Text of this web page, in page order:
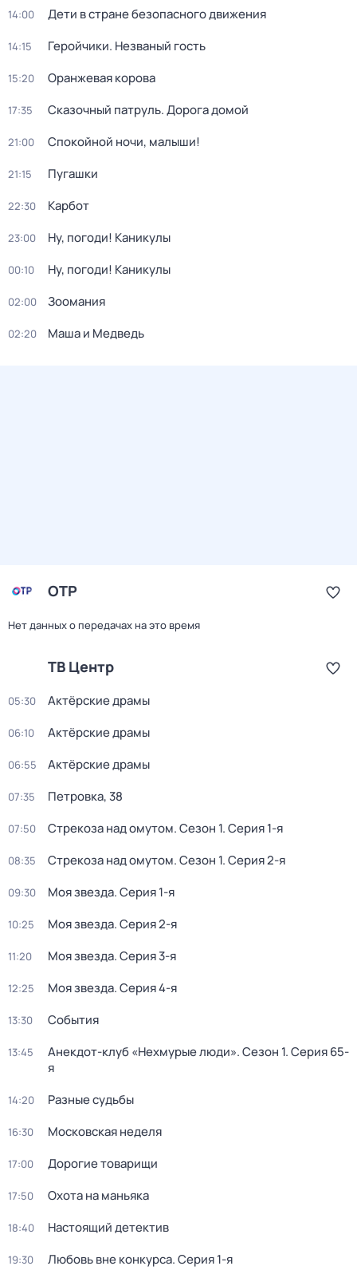
14:00 Дети в стране безопасного движения
14:15 Геройчики. Незваный гость
15:20 Оранжевая корова
17:35 Сказочный патруль. Дорога домой
21:00 Спокойной ночи, малыши!
21:15 Пугашки
22:30 Карбот
23:00 Ну, погоди! Каникулы
00:10 Ну, погоди! Каникулы
02:00 Зоомания
02:20 Маша и Медведь
ОТР
Нет данных о передачах на это время
ТВ Центр
05:30 Актёрские драмы
06:10 Актёрские драмы
06:55 Актёрские драмы
07:35 Петровка, 38
07:50 Стрекоза над омутом. Сезон 1. Серия 1-я
08:35 Стрекоза над омутом. Сезон 1. Серия 2-я
09:30 Моя звезда. Серия 1-я
10:25 Моя звезда. Серия 2-я
11:20 Моя звезда. Серия 3-я
12:25 Моя звезда. Серия 4-я
13:30 События
13:45 Анекдот-клуб «Нехмурые люди». Сезон 1. Серия 65-
я
14:20 Разные судьбы
16:30 Московская неделя
17:00 Дорогие товарищи
17:50 Охота на маньяка
18:40 Настоящий детектив
19:30 Любовь вне конкурса. Серия 1-я